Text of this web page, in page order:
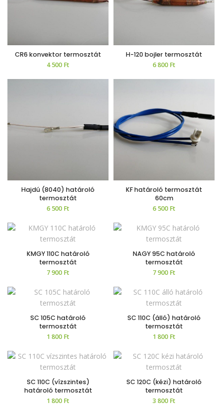
CR6 konvektor termosztát
4 500Ft
H-120 bojler termosztát
6 800Ft
Hajdú (8040) határoló
termosztát
6 500Ft
KF határoló termosztát
60cm
6 500Ft
KMGY 110C határoló
termosztát
7 900Ft
NAGY 95C határoló
termosztát
7 900Ft
SC 105C határoló
termosztát
1 800Ft
SC 110C (álló) határoló
termosztát
1 800Ft
SC 110C (vízszintes)
határoló termosztát
1 800Ft
SC 120C (kézi) határoló
termosztát
3 800Ft